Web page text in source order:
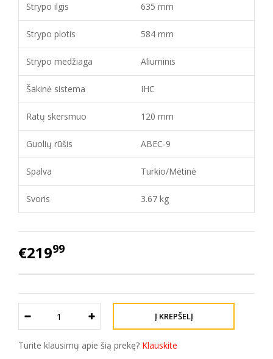
Strypo ilgis 635 mm
Strypo plotis 584 mm
Strypo medžiaga Aliuminis
Šakinė sistema IHC
Ratų skersmuo 120 mm
Guolių rūšis ABEC-9
Spalva Turkio/Mėtinė
Svoris 3.67 kg
€21999
Turite klausimų apie šią prekę? Klauskite